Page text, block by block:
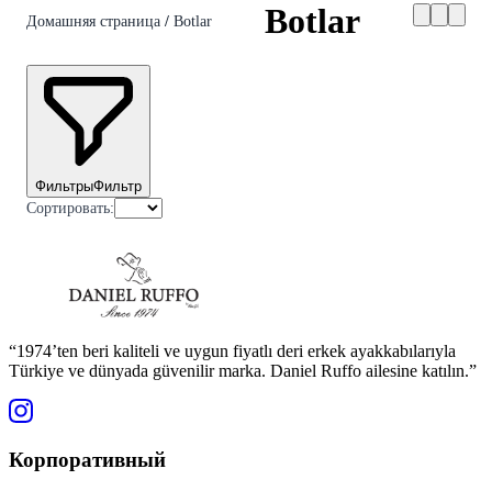
Домашняя страница / Botlar Botlar
ФильтрыФильтр
Сортировать:
“1974’ten beri kaliteli ve uygun fiyatlı deri erkek ayakkabılarıyla
Türkiye ve dünyada güvenilir marka. Daniel Ruffo ailesine katılın.”
Корпоративный